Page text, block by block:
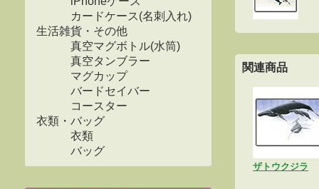
カードケース(名刺入れ)
生活雑貨・その他
真空マグボトル(水筒)
真空タンブラー
マグカップ
バードセイバー
コースター
衣類・バッグ
衣類
バッグ
関連商品
ザトウクジラ